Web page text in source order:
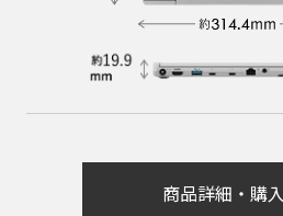
商品詳細・購入